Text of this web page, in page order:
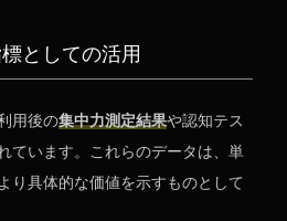
としての活用
用後の集中力測定結果や認知テス
ています。これらのデータは、単
り具体的な価値を示すものとして